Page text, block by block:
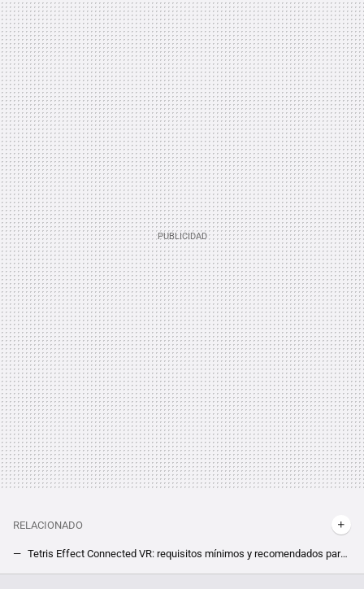
RELACIONADO
Tetris Effect Connected VR: requisitos mínimos y recomendados para PC